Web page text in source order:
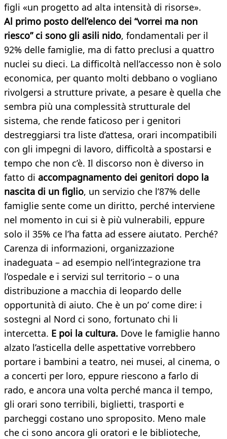
figli «un progetto ad alta intensità di risorse».
Al primo posto dell’elenco dei “vorrei ma non
riesco” ci sono gli asili nido, fondamentali per il
92% delle famiglie, ma di fatto preclusi a quattro
nuclei su dieci. La difficoltà nell’accesso non è solo
economica, per quanto molti debbano o vogliano
rivolgersi a strutture private, a pesare è quella che
sembra più una complessità strutturale del
sistema, che rende faticoso per i genitori
destreggiarsi tra liste d’attesa, orari incompatibili
con gli impegni di lavoro, difficoltà a spostarsi e
tempo che non c’è. Il discorso non è diverso in
fatto di accompagnamento dei genitori dopo la
nascita di un figlio, un servizio che l’87% delle
famiglie sente come un diritto, perché interviene
nel momento in cui si è più vulnerabili, eppure
solo il 35% ce l’ha fatta ad essere aiutato. Perché?
Carenza di informazioni, organizzazione
inadeguata – ad esempio nell’integrazione tra
l’ospedale e i servizi sul territorio – o una
distribuzione a macchia di leopardo delle
opportunità di aiuto. Che è un po’ come dire: i
sostegni al Nord ci sono, fortunato chi li
intercetta. E poi la cultura. Dove le famiglie hanno
alzato l’asticella delle aspettative vorrebbero
portare i bambini a teatro, nei musei, al cinema, o
a concerti per loro, eppure riescono a farlo di
rado, e ancora una volta perché manca il tempo,
gli orari sono terribili, biglietti, trasporti e
parcheggi costano uno sproposito. Meno male
che ci sono ancora gli oratori e le biblioteche,